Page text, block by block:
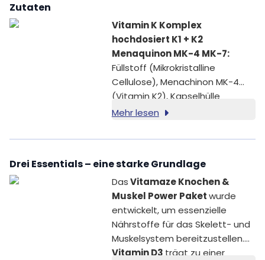
Zutaten
Vitamin K Komplex
hochdosiert K1 + K2
Menaquinon MK-4 MK-7:
Füllstoff (Mikrokristalline
Cellulose), Menachinon MK-4
(Vitamin K2), Kapselhülle
(Hydroxypropylmethylcellulose),
Menachinon MK-7 (Vitamin K2).
Mehr lesen
Drei Essentials – eine starke Grundlage
DasVitamaze Knochen &
Muskel Power Paketwurde
entwickelt, um essenzielle
Nährstoffe für das Skelett- und
Muskelsystem bereitzustellen.
Vitamin D3 trägt zu einer